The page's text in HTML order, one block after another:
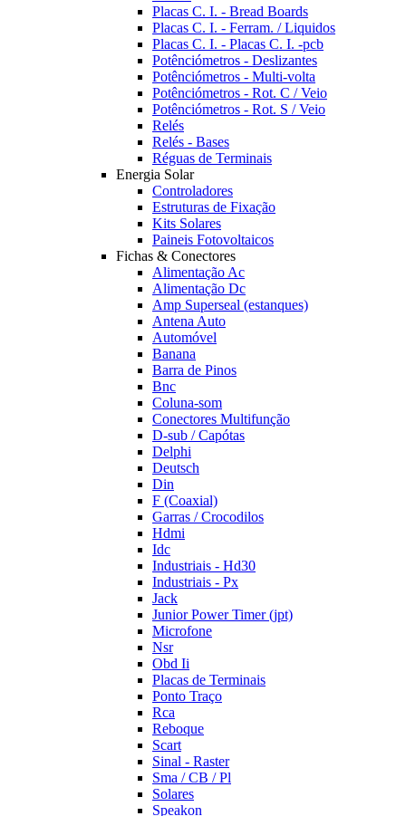
Placas C. I. - Bread Boards
Placas C. I. - Ferram. / Liquidos
Placas C. I. - Placas C. I. -pcb
Potênciómetros - Deslizantes
Potênciómetros - Multi-volta
Potênciómetros - Rot. C / Veio
Potênciómetros - Rot. S / Veio
Relés
Relés - Bases
Réguas de Terminais
Energia Solar
Controladores
Estruturas de Fixação
Kits Solares
Paineis Fotovoltaicos
Fichas & Conectores
Alimentação Ac
Alimentação Dc
Amp Superseal (estanques)
Antena Auto
Automóvel
Banana
Barra de Pinos
Bnc
Coluna-som
Conectores Multifunção
D-sub / Capótas
Delphi
Deutsch
Din
F (Coaxial)
Garras / Crocodilos
Hdmi
Idc
Industriais - Hd30
Industriais - Px
Jack
Junior Power Timer (jpt)
Microfone
Nsr
Obd Ii
Placas de Terminais
Ponto Traço
Rca
Reboque
Scart
Sinal - Raster
Sma / CB / Pl
Solares
Speakon